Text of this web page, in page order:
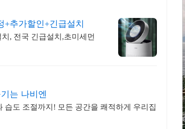
추가할인+긴급설치
, 전국 긴급설치,초미세먼
는 나비엔
습도 조절까지! 모든 공간을 쾌적하게 우리집